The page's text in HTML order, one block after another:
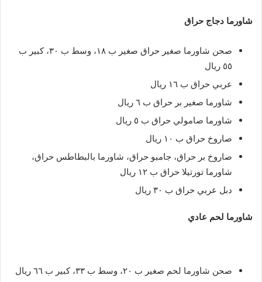
شاورما دجاج حراق
صحن شاورما صغير حراق صغير ب ١٨، وسط ب ٣٠، كبير ب
٥٥ ريال
عربي حراق ب ١٦ ريال
شاورما صغير بر حراق ب ٦ ريال
شاورما صامولي حراق ب ٥ ريال
صاروخ حراق ب ١٠ ريال
صاروخ بر حراق، جامبو حراق، شاورما بالبطاطس حراق،
شاورما تورتيلا حراق ب ١٢ ريال
دبل عربي حراق ب ٣٠ ريال
شاورما لحم عادي
صحن شاورما لحم صغير ب ٢٠، وسط ب ٣٣، كبير ب ٦٦ ريال